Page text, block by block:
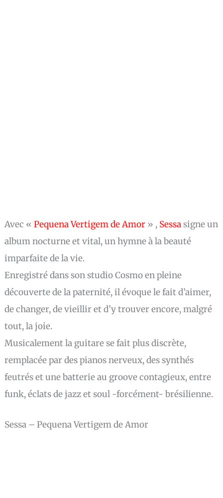
Avec «Pequena Vertigem de Amor » , Sessasigne un
album nocturne et vital, un hymne à la beauté
imparfaite de la vie.
Enregistré dans son studio Cosmo en pleine
découverte de la paternité, il évoque le fait d’aimer,
de changer, de vieillir et d’y trouver encore, malgré
tout, la joie.
Musicalement la guitare se fait plus discrète,
remplacée par des pianos nerveux, des synthés
feutrés et une batterie au groove contagieux, entre
funk, éclats de jazz et soul -forcément- brésilienne.
Sessa – Pequena Vertigem de Amor